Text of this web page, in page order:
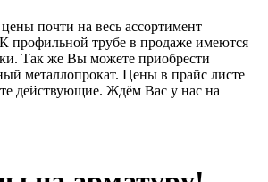
почти на весь ассортимент
профильной трубе в продаже имеются
Так же Вы можете приобрести
металлопрокат. Цены в прайс листе
действующие. Ждём Вас у нас на